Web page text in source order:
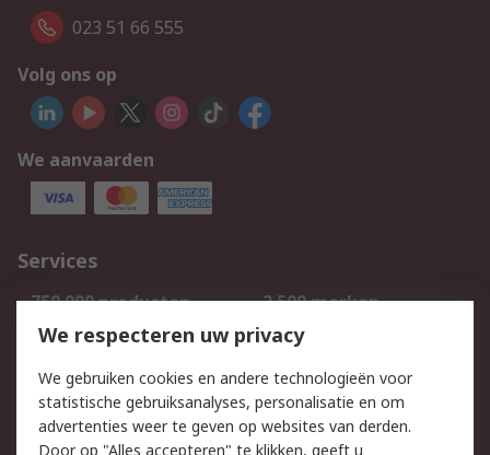
023 51 66 555
Volg ons op
We aanvaarden
Services
750.000 producten
2.500 merken
Bestellen
Inkoopoplossingen
Track & Trace
Wettelijk
We respecteren uw privacy
We gebruiken cookies en andere technologieën voor
statistische gebruiksanalyses, personalisatie en om
advertenties weer te geven op websites van derden.
Door op "Alles accepteren" te klikken, geeft u